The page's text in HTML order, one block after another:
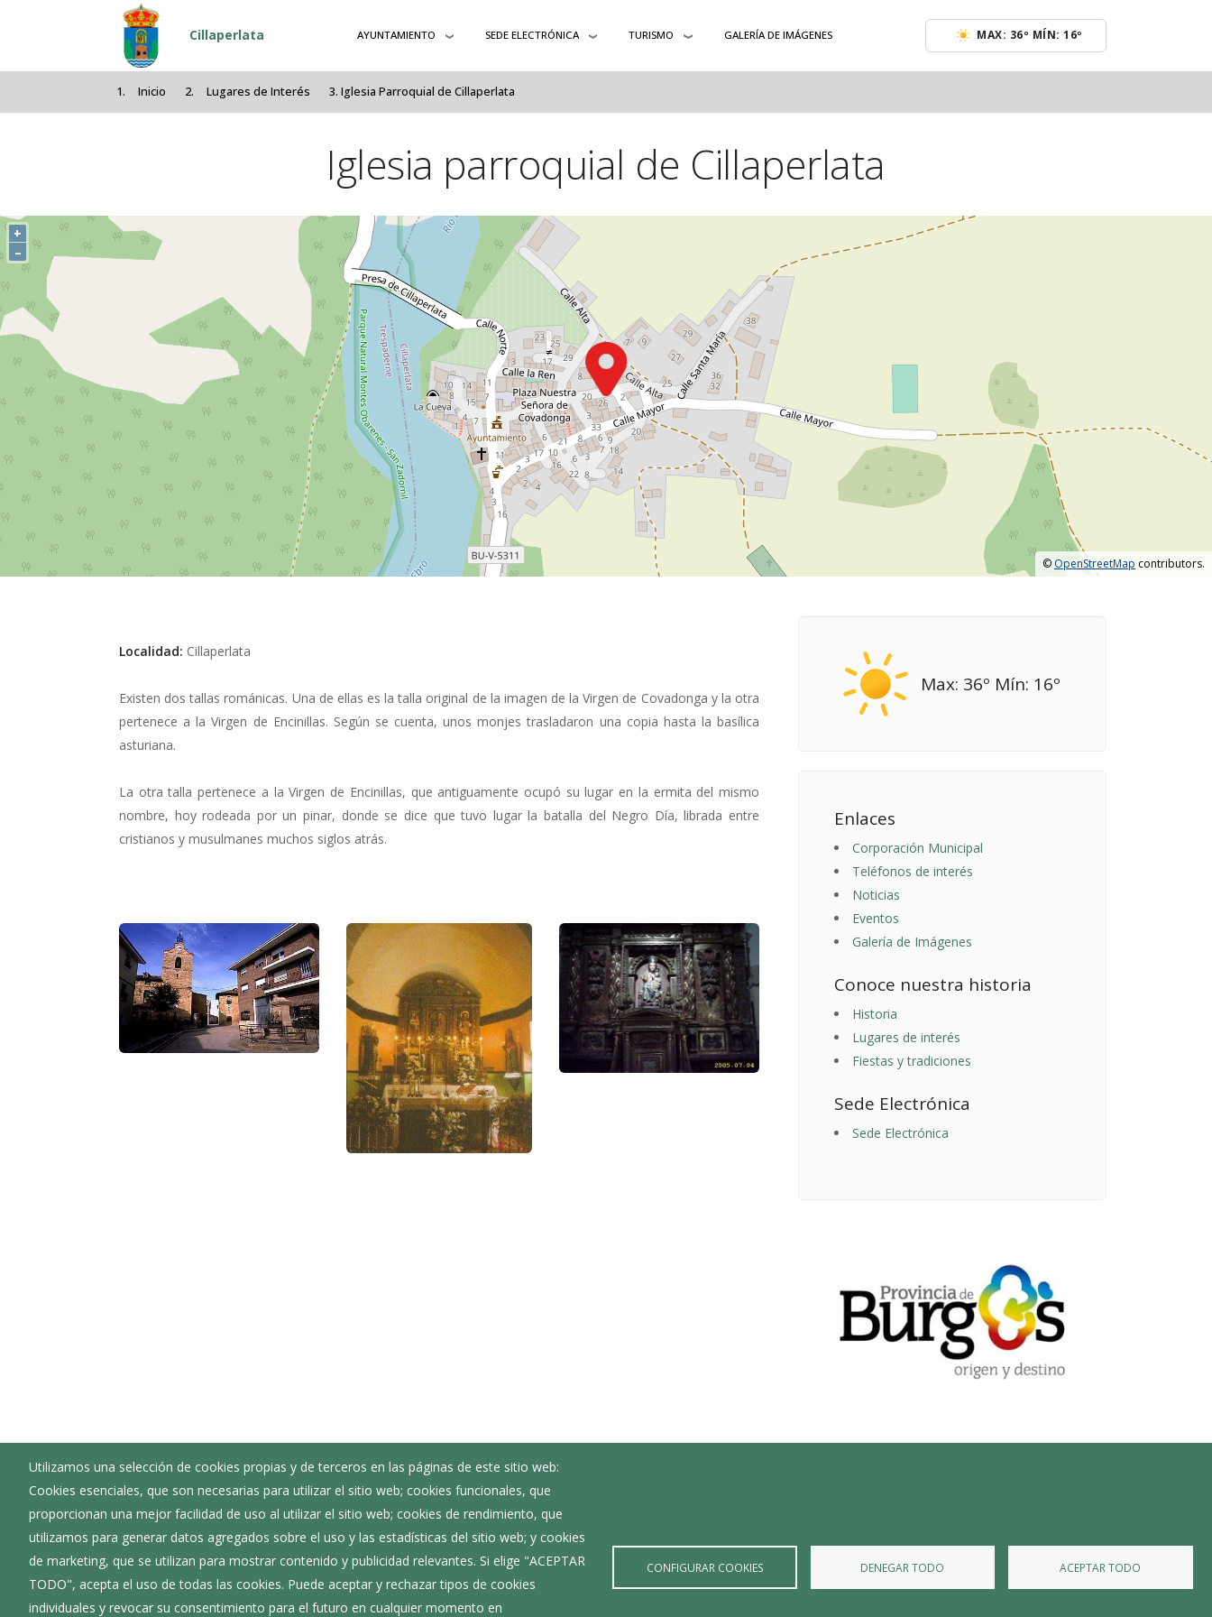
Pasar al contenido principal
Cillaperlata AYUNTAMIENTO SEDE ELECTRÓNICA TURISMO GALERÍA DE IMÁGENES MAX: 36º MÍN: 16º
Inicio Lugares de Interés Iglesia Parroquial de Cillaperlata
Iglesia parroquial de Cillaperlata
+
–
© OpenStreetMap contributors.
Max: 36º Mín: 16º
Enlaces
Corporación Municipal
Teléfonos de interés
Noticias
Eventos
Galería de Imágenes
Conoce nuestra historia
Historia
Lugares de interés
Fiestas y tradiciones
Sede Electrónica
Sede Electrónica
Localidad: Cillaperlata
Existen dos tallas románicas. Una de ellas es la talla original de la imagen de la Virgen de Covadonga y la otra
pertenece a la Virgen de Encinillas. Según se cuenta, unos monjes trasladaron una copia hasta la basílica
asturiana.
La otra talla pertenece a la Virgen de Encinillas, que antiguamente ocupó su lugar en la ermita del mismo
nombre, hoy rodeada por un pinar, donde se dice que tuvo lugar la batalla del Negro Día, librada entre
cristianos y musulmanes muchos siglos atrás.
Utilizamos una selección de cookies propias y de terceros en las páginas de este sitio web:
Cookies esenciales, que son necesarias para utilizar el sitio web; cookies funcionales, que
proporcionan una mejor facilidad de uso al utilizar el sitio web; cookies de rendimiento, que
utilizamos para generar datos agregados sobre el uso y las estadísticas del sitio web; y cookies
de marketing, que se utilizan para mostrar contenido y publicidad relevantes. Si elige "ACEPTAR
TODO", acepta el uso de todas las cookies. Puede aceptar y rechazar tipos de cookies
individuales y revocar su consentimiento para el futuro en cualquier momento en
CONFIGURAR COOKIES DENEGAR TODO ACEPTAR TODO
Ayuntamiento de Cillaperlata
: Calle Santa María 1 - 09213
: 947619020
: cillaperlata@diputaciondeburgos.net
Corporación Municipal
Teléfonos de interés